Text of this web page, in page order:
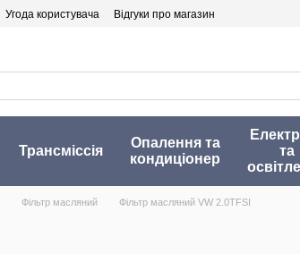
Угода користувача Відгуки про магазин
Трансміссія
Опалення та
кондиціонер
та
Фільтр масляний Фільтр масляний VW 2.0TFSI